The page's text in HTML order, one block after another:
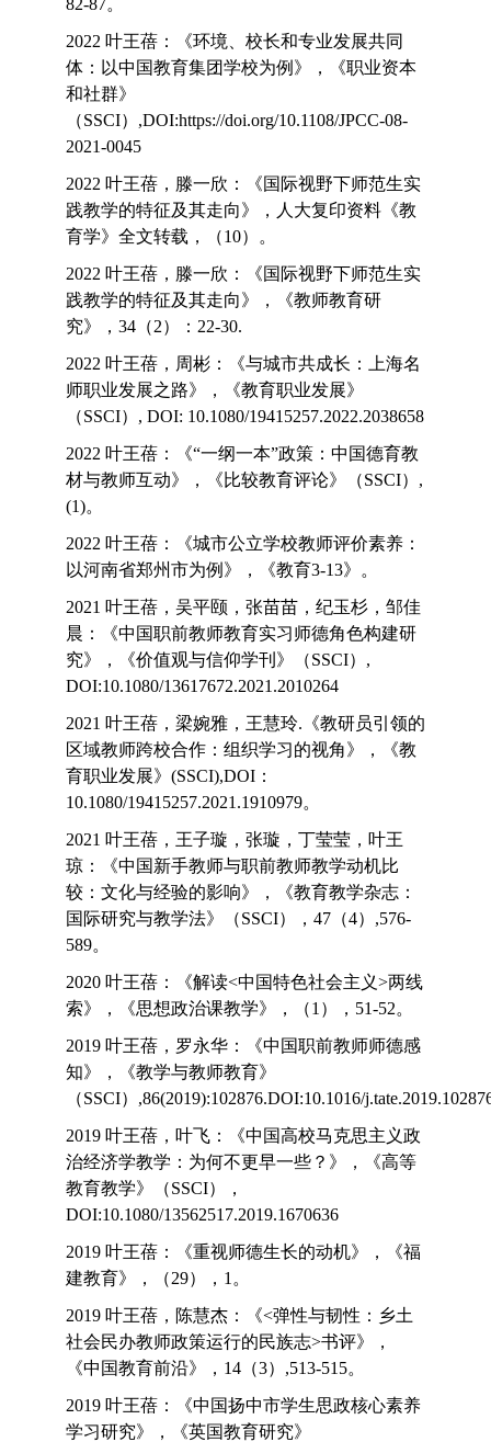
82-87。
2022 叶王蓓：《环境、校长和专业发展共同
体：以中国教育集团学校为例》，《职业资本
和社群》
（SSCI）,DOI:https://doi.org/10.1108/JPCC-08-
2021-0045
2022 叶王蓓，滕一欣：《国际视野下师范生实
践教学的特征及其走向》，人大复印资料《教
育学》全文转载，（10）。
2022 叶王蓓，滕一欣：《国际视野下师范生实
践教学的特征及其走向》，《教师教育研
究》，34（2）：22-30.
2022 叶王蓓，周彬：《与城市共成长：上海名
师职业发展之路》，《教育职业发展》
（SSCI）, DOI: 10.1080/19415257.2022.2038658
2022 叶王蓓：《“一纲一本”政策：中国德育教
材与教师互动》，《比较教育评论》（SSCI）,
(1)。
2022 叶王蓓：《城市公立学校教师评价素养：
以河南省郑州市为例》，《教育3-13》。
2021 叶王蓓，吴平颐，张苗苗，纪玉杉，邹佳
晨：《中国职前教师教育实习师德角色构建研
究》，《价值观与信仰学刊》（SSCI）,
DOI:10.1080/13617672.2021.2010264
2021 叶王蓓，梁婉雅，王慧玲.《教研员引领的
区域教师跨校合作：组织学习的视角》，《教
育职业发展》(SSCI),DOI：
10.1080/19415257.2021.1910979。
2021 叶王蓓，王子璇，张璇，丁莹莹，叶王
琼：《中国新手教师与职前教师教学动机比
较：文化与经验的影响》，《教育教学杂志：
国际研究与教学法》（SSCI），47（4）,576-
589。
2020 叶王蓓：《解读<中国特色社会主义>两线
索》，《思想政治课教学》，（1），51-52。
2019 叶王蓓，罗永华：《中国职前教师师德感
知》，《教学与教师教育》
（SSCI）,86(2019):102876.DOI:10.1016/
2019 叶王蓓，叶飞：《中国高校马克思主义政
治经济学教学：为何不更早一些？》，《高等
教育教学》（SSCI），
DOI:10.1080/13562517.2019.1670636
2019 叶王蓓：《重视师德生长的动机》，《福
建教育》，（29），1。
2019 叶王蓓，陈慧杰：《<弹性与韧性：乡土
社会民办教师政策运行的民族志>书评》，
《中国教育前沿》，14（3）,513-515。
2019 叶王蓓：《中国扬中市学生思政核心素养
学习研究》，《英国教育研究》